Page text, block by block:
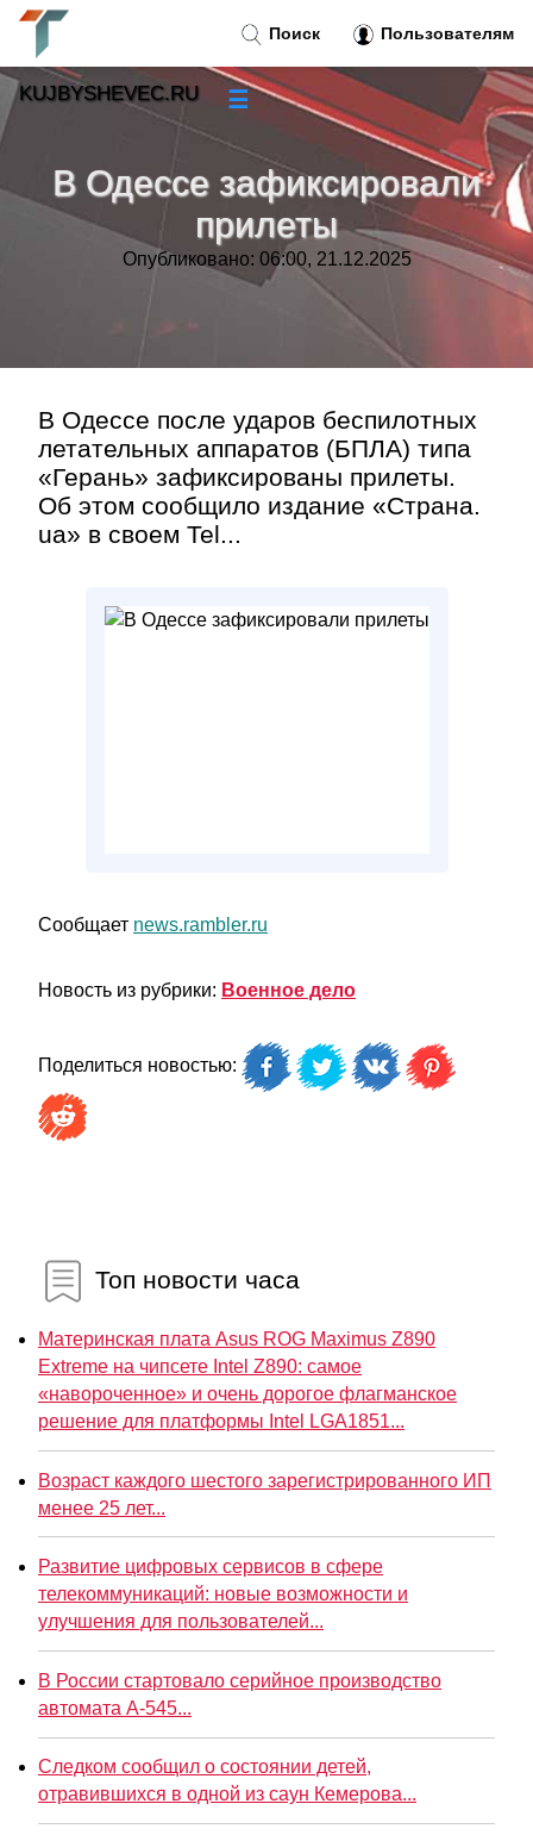
В Одессе зафиксировали
прилеты
Опубликовано: 06:00, 21.12.2025
В Одессе после ударов беспилотных
летательных аппаратов (БПЛА) типа
«Герань» зафиксированы прилеты.
Об этом сообщило издание «Страна.
ua» в своем Tel...
Сообщает news.rambler.ru
Новость из рубрики: Военное дело
Поделиться новостью:
Топ новости часа
Материнская плата Asus ROG Maximus Z890
Extreme на чипсете Intel Z890: самое
«навороченное» и очень дорогое флагманское
решение для платформы Intel LGA1851...
Возраст каждого шестого зарегистрированного ИП
менее 25 лет...
Развитие цифровых сервисов в сфере
телекоммуникаций: новые возможности и
улучшения для пользователей...
В России стартовало серийное производство
автомата А-545...
Следком сообщил о состоянии детей,
отравившихся в одной из саун Кемерова...
Поиск Пользователям
KUJBYSHEVEC.RU ☰
»
Тренды новостей»
»
Контакт»